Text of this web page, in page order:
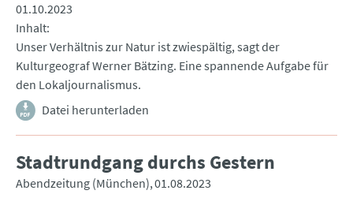
01.10.2023
Inhalt
Unser Verhältnis zur Natur ist zwiespältig, sagt der
Kulturgeograf Werner Bätzing. Eine spannende Aufgabe für
den Lokaljournalismus.
Datei herunterladen
Stadtrundgang durchs Gestern
Abendzeitung (München) 01.08.2023